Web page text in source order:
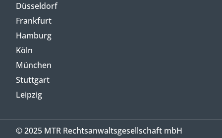
Düsseldorf
Frankfurt
Hamburg
Köln
München
Stuttgart
Leipzig
© 2025 MTR Rechtsanwaltsgesellschaft mbH